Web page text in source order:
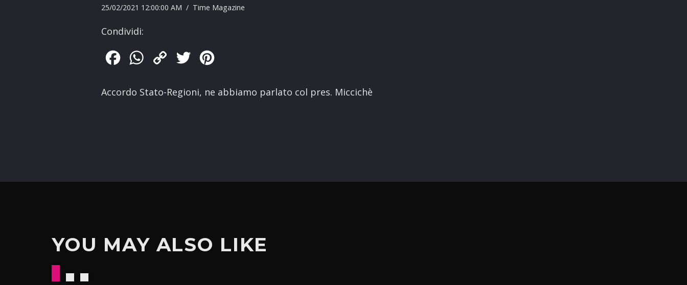
25/02/2021 12:00:00 AM / Time Magazine
Condividi:
FacebookWhatsApp
Copy
Twitter
Accordo Stato-Regioni, ne abbiamo parlato col pres. Miccichè
YOU MAY ALSO LIKE